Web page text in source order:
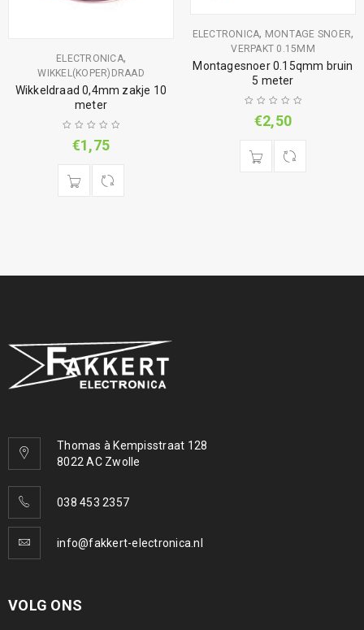
ELECTRONICA,
WIKKEL(KOPER)DRAAD
Wikkeldraad 0,4mm zakje 10
meter
€1,75
ELECTRONICA, MONTAGE SNOER,
VERPAKT 0.15MM
Montagesnoer 0.15qmm bruin
5 meter
€2,50
Thomas à Kempisstraat 128
8022 AC Zwolle
038 453 2357
info@fakkert-electronica.nl
VOLG ONS